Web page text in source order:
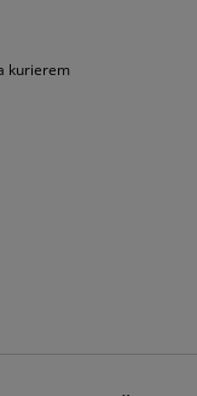
kurierem